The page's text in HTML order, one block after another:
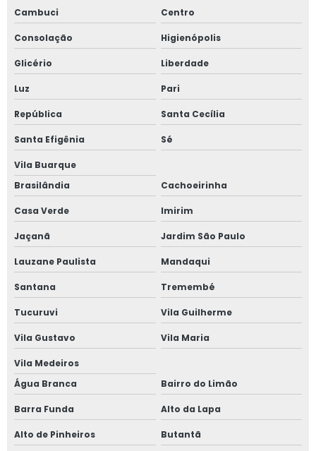
Fabricante esquadrias alumínio
Fabricante de janela acústica
Fabricante de janela de alumínio sobreposta
Fabricante de janela anti ruído
Fabricante de janela antirruído em sp
Fabricante de janela sobreposta de correr
Fabricante de janela sobreposta de giro
Fabricante de janela vidro multilaminado
Fabricante de janela vidro triplo
Fabricante de portas e janelas de alumínio
Fornecedor de esquadrias de alto padrão
Fornecedor de esquadrias de alumínio
Fornecedor de janela de alumínio sobreposta
Fornecedor de janela anti ruído
Cambuci Centro
Consolação Higienópolis
Glicério Liberdade
Luz Pari
República Santa Cecília
Santa Efigênia Sé
Vila Buarque
Brasilândia
Cachoeirinha
Casa Verde Imirim
Jaçanã Jardim São Paulo
Lauzane Paulista Mandaqui
Santana Tremembé
Tucuruvi Vila Guilherme
Vila Gustavo Vila Maria
Vila Medeiros
Água Branca
Bairro do Limão
Barra Funda Alto da Lapa
Alto de Pinheiros Butantã